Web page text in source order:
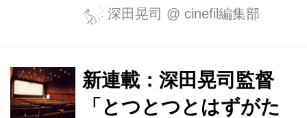
縄の県立美術館で展示を拒否された...
スがあった。1999年のことだった。
その頃、19歳の私は大学生活にこれと
の渇望感（それは承認欲求と表裏一体
だったはずだ）ばかりを持て余してい
た。未来は漠として暗い。日々、渡り
深田晃司 @ cinefil編集部
新連載：深田晃司監督
「とつとつとはずがた